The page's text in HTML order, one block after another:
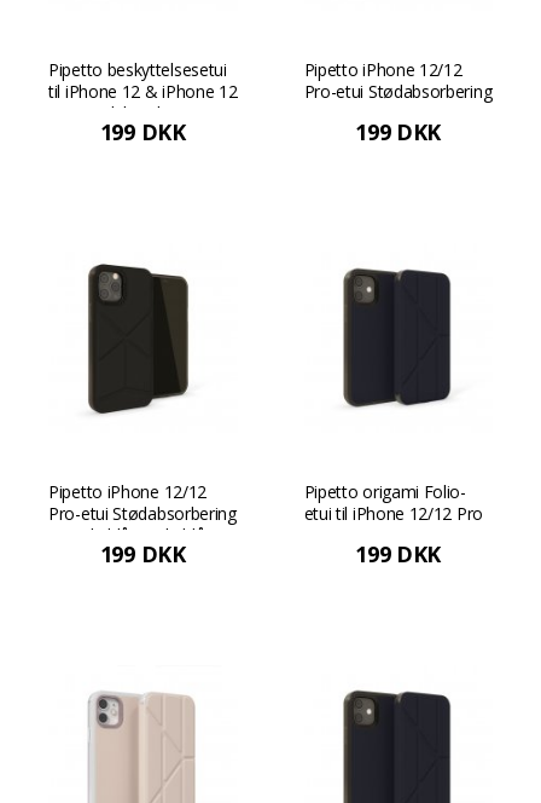
Pipetto beskyttelsesetui
til iPhone 12 & iPhone 12
Pro Stødabsorbering -
199 DKK
Pipetto iPhone 12/12
Pro-etui Stødabsorbering
199 DKK
Pipetto iPhone 12/12
Pro-etui Stødabsorbering
- Mørkeblå Mørkeblå
199 DKK
Pipetto origami Folio-
etui til iPhone 12/12 Pro
199 DKK